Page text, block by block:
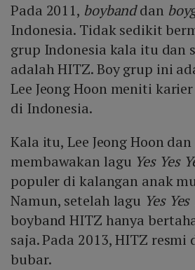
Pada 2011, boybanddan
Indonesia. Tidak sedikit
grup Indonesia kala itu dan
adalah HITZ. Boy grup ini
Lee Jeong Hoon meniti
di Indonesia.
Kala itu, Lee Jeong Hoon
membawakan lagu Yes Yes
populer di kalangan anak
Namun, setelah lagu Yes Yes
boyband HITZ hanya
saja. Pada 2013, HITZ resmi
bubar.